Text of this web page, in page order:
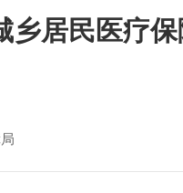
居民医疗